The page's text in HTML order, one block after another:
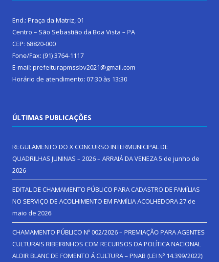
End.: Praça da Matriz, 01
Centro – São Sebastião da Boa Vista – PA
CEP: 68820-000
Fone/Fax: (91) 3764-1117
E-mail: prefeiturapmssbv2021@gmail.com
Horário de atendimento: 07:30 às 13:30
ÚLTIMAS PUBLICAÇÕES
REGULAMENTO DO X CONCURSO INTERMUNICIPAL DE
QUADRILHAS JUNINAS – 2026 – ARRAIÁ DA VENEZA5 de junho de
2026
EDITAL DE CHAMAMENTO PÚBLICO PARA CADASTRO DE FAMÍLIAS
NO SERVIÇO DE ACOLHIMENTO EM FAMÍLIA ACOLHEDORA27 de
maio de 2026
CHAMAMENTO PÚBLICO Nº 002/2026 – PREMIAÇÃO PARA AGENTES
CULTURAIS RIBEIRINHOS COM RECURSOS DA POLÍTICA NACIONAL
ALDIR BLANC DE FOMENTO Á CULTURA – PNAB (LEI Nº 14.399/2022)